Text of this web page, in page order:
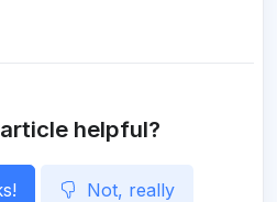
helpful?
Not, really